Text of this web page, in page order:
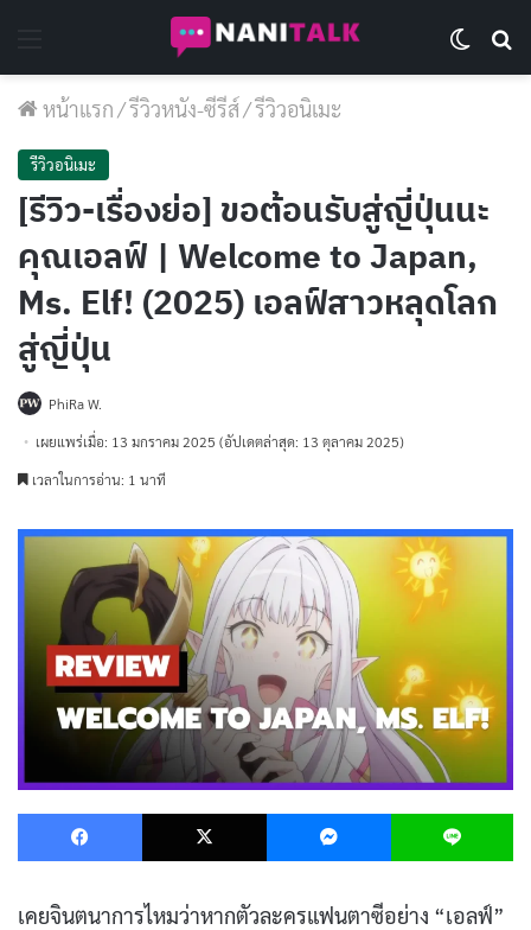
หน้าแรก/รีวิวหนัง-ซีรีส์/รีวิวอนิเมะ
รีวิวอนิเมะ
[รีวิว-เรื่องย่อ] ขอต้อนรับสู่ญี่ปุ่นนะ
คุณเอลฟ์ | Welcome to Japan,
Ms. Elf! (2025) เอลฟ์สาวหลุดโลก
สู่ญี่ปุ่น
PhiRa W.
เผยแพร่เมื่อ: 13 มกราคม 2025 (อัปเดตล่าสุด: 13 ตุลาคม 2025)
เวลาในการอ่าน: 1 นาที
Facebook X Messenger
เคยจินตนาการไหมว่าหากตัวละครแฟนตาซีอย่าง “เอลฟ์”